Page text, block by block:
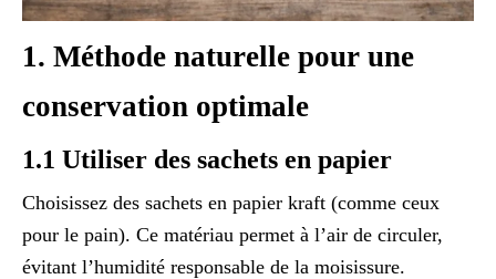
1. Méthode naturelle pour une
conservation optimale
1.1 Utiliser des sachets en papier
Choisissez des sachets en papier kraft (comme ceux
pour le pain). Ce matériau permet à l’air de circuler,
évitant l’humidité responsable de la moisissure.